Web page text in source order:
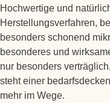
Hochwertige und
Herstellungsverfahren,
besonders schonend
besonderes und
nur besonders
steht einer
mehr im Wege.